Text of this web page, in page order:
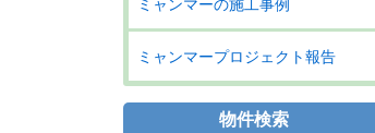
ミャンマーの施工事例
ミャンマープロジェクト報告
物件検索